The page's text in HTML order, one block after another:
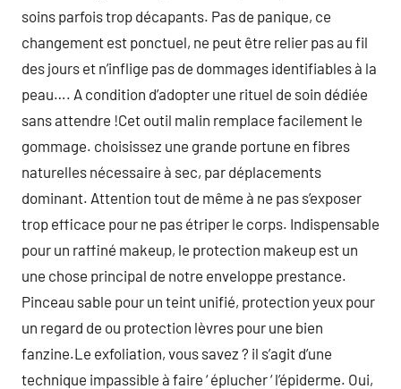
soins parfois trop décapants. Pas de panique, ce
changement est ponctuel, ne peut être relier pas au fil
des jours et n’inflige pas de dommages identifiables à la
peau…. A condition d’adopter une rituel de soin dédiée
sans attendre !Cet outil malin remplace facilement le
gommage. choisissez une grande portune en fibres
naturelles nécessaire à sec, par déplacements
dominant. Attention tout de même à ne pas s’exposer
trop efficace pour ne pas étriper le corps. Indispensable
pour un raffiné makeup, le protection makeup est un
une chose principal de notre enveloppe prestance.
Pinceau sable pour un teint unifié, protection yeux pour
un regard de ou protection lèvres pour une bien
fanzine.Le exfoliation, vous savez ? il s’agit d’une
technique impassible à faire ‘ éplucher ‘ l’épiderme. Oui,